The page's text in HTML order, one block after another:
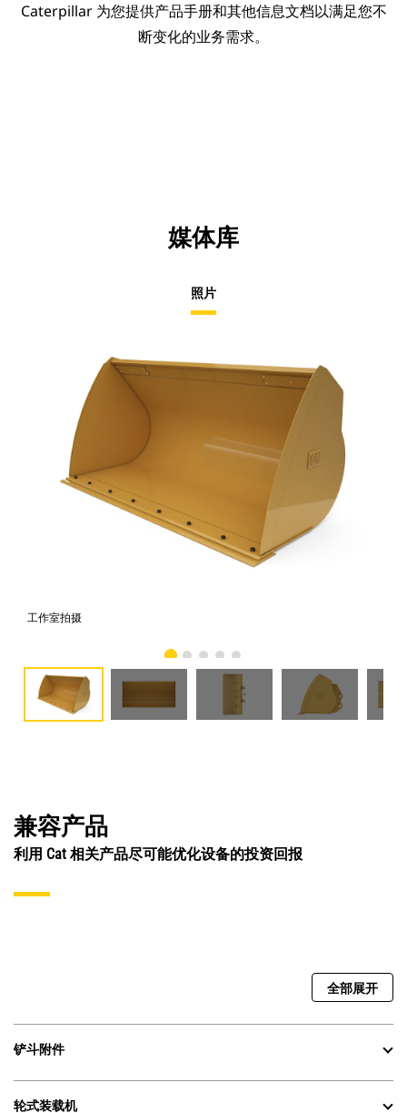
Caterpillar 为您提供产品手册和其他信息文档以满足您不
断变化的业务需求。
媒体库
照片
工作室拍摄
兼容产品
利用 Cat 相关产品尽可能优化设备的投资回报
全部展开
铲斗附件
轮式装载机